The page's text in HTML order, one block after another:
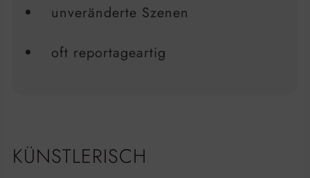
unveränderte Szenen
oft reportageartig
KÜNSTLERISCH